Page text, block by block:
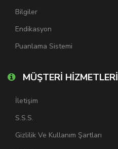
Bilgiler
Endikasyon
Puanlama Sistemi
MÜŞTERİ HİZMETLERİ
İletişim
S.S.S.
Gizlilik Ve Kullanım Şartları